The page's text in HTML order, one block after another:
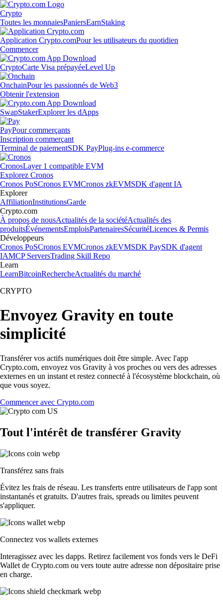
Crypto
Toutes les monnaiesPaniersEarnStaking
Application Crypto.comPour les utilisateurs du quotidien
Commencer
CryptoCarte Visa prépayéeLevel Up
OnchainPour les passionnés de Web3
Obtenir l'extension
SwapStakerExplorer les dApps
PayPour commerçants
Inscription commerçant
Terminal de paiementSDK PayPlug-ins e-commerce
CronosLayer 1 compatible EVM
Explorez Cronos
Cronos PoSCronos EVMCronos zkEVMSDK d'agent IA
Explorer
AffiliationInstitutionsGarde
Crypto.com
À propos de nousActualités de la sociétéActualités des
produitsÉvénementsEmploisPartenairesSécuritéLicences & Permis
Développeurs
Cronos PoSCronos EVMCronos zkEVMSDK PaySDK d'agent
IAMCP ServersTrading Skill Repo
Learn
LearnBitcoinRechercheActualités du marché
CRYPTO
Envoyez Gravity en toute
simplicité
Transférer vos actifs numériques doit être simple. Avec l'app
Crypto.com, envoyez vos Gravity à vos proches ou vers des adresses
externes en un instant et restez connecté à l'écosystème blockchain, où
que vous soyez.
Commencer avec Crypto.com
Tout l'intérêt de transférer Gravity
Transférez sans frais
Évitez les frais de réseau. Les transferts entre utilisateurs de l'app sont
instantanés et gratuits. D'autres frais, spreads ou limites peuvent
s'appliquer.
Connectez vos wallets externes
Interagissez avec les dapps. Retirez facilement vos fonds vers le DeFi
Wallet de Crypto.com ou vers toute autre adresse non dépositaire prise
en charge.